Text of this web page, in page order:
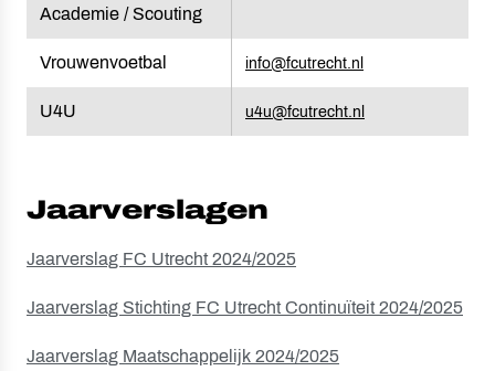
Academie / Scouting
Vrouwenvoetbal info@fcutrecht.nl
U4U u4u@fcutrecht.nl
Jaarverslagen
Jaarverslag FC Utrecht 2024/2025
Jaarverslag Stichting FC Utrecht Continuïteit 2024/2025
Jaarverslag Maatschappelijk 2024/2025